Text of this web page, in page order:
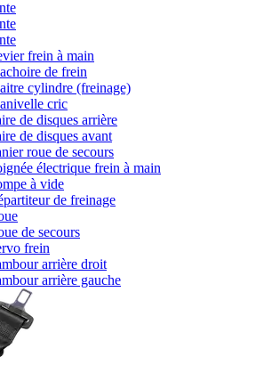
frein à main
de frein
cylindre (freinage)
cric
de disques arrière
de disques avant
roue de secours
électrique frein à main
à vide
de freinage
de secours
frein
arrière droit
arrière gauche